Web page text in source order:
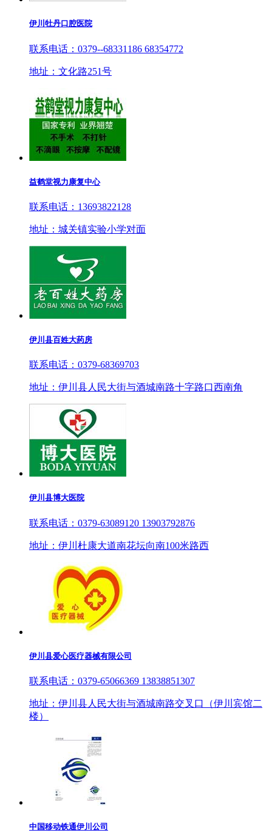
伊川牡丹口腔医院
联系电话：0379--68331186 68354772
地址：文化路251号
益鹤堂视力康复中心
联系电话：13693822128
地址：城关镇实验小学对面
伊川县百姓大药房
联系电话：0379-68369703
地址：伊川县人民大街与酒城南路十字路口西南角
伊川县博大医院
联系电话：0379-63089120 13903792876
地址：伊川杜康大道南花坛向南100米路西
伊川县爱心医疗器械有限公司
联系电话：0379-65066369 13838851307
地址：伊川县人民大街与酒城南路交叉口（伊川宾馆二
楼）
中国移动铁通伊川公司